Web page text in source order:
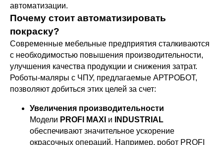
автоматизации.
Почему стоит автоматизировать
покраску?
Современные мебельные предприятия сталкиваются
с необходимостью повышения производительности,
улучшения качества продукции и снижения затрат.
Роботы-маляры с ЧПУ, предлагаемые АРТРОБОТ,
позволяют добиться этих целей за счет:
Увеличения производительности
Модели PROFI MAXI и
INDUSTRIAL
обеспечивают значительное ускорение
окрасочных операций. Например, робот PROFI